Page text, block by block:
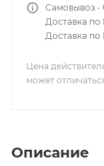
Самовывоз -
Доставка по
Доставка по
Цена
может
Описание